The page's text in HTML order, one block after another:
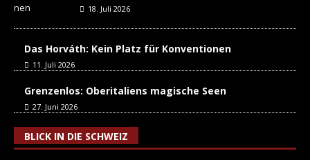
18. Juli 2026
Das Horváth: Kein Platz für Konventionen
11. Juli 2026
Grenzenlos: Oberitaliens magische Seen
27. Juni 2026
BLICK IN DIE SCHWEIZ